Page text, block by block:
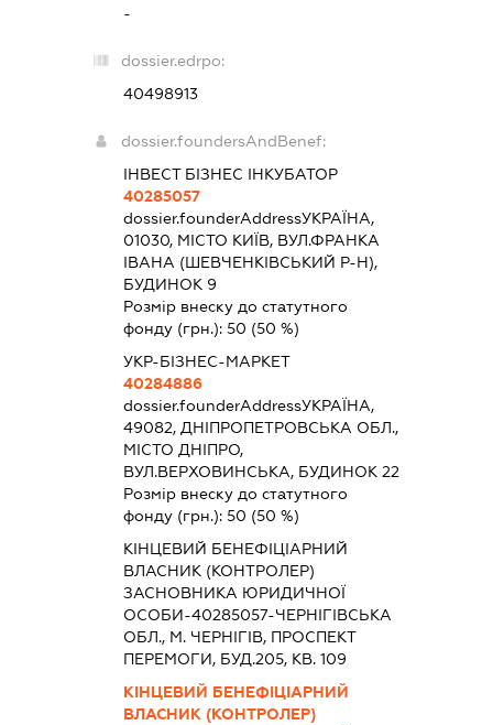
-
dossier.edrpo:
40498913
dossier.foundersAndBenef:
ІНВЕСТ БІЗНЕС ІНКУБАТОР
40285057
dossier.founderAddressУКРАЇНА,
01030, МІСТО КИЇВ, ВУЛ.ФРАНКА
ІВАНА (ШЕВЧЕНКІВСЬКИЙ Р-Н),
БУДИНОК 9
Розмір внеску до статутного
фонду (грн.): 50 (50 %)
УКР-БІЗНЕС-МАРКЕТ
40284886
dossier.founderAddressУКРАЇНА,
49082, ДНІПРОПЕТРОВСЬКА ОБЛ.,
МІСТО ДНІПРО,
ВУЛ.ВЕРХОВИНСЬКА, БУДИНОК 22
Розмір внеску до статутного
фонду (грн.): 50 (50 %)
КІНЦЕВИЙ БЕНЕФІЦІАРНИЙ
ВЛАСНИК (КОНТРОЛЕР)
ЗАСНОВНИКА ЮРИДИЧНОЇ
ОСОБИ-40285057-ЧЕРНІГІВСЬКА
ОБЛ., М. ЧЕРНІГІВ, ПРОСПЕКТ
ПЕРЕМОГИ, БУД.205, КВ. 109
КІНЦЕВИЙ БЕНЕФІЦІАРНИЙ
ВЛАСНИК (КОНТРОЛЕР)